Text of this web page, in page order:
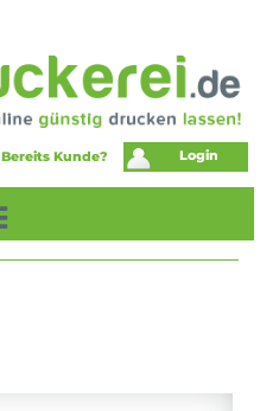
Bereits Kunde? Login